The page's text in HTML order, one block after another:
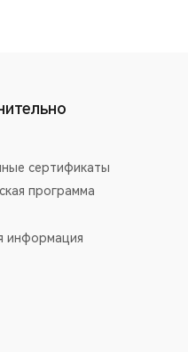
сертификаты
программа
информация